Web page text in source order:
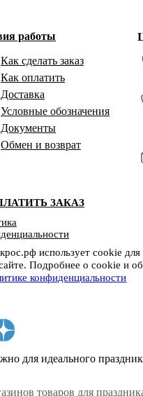
использует cookie
Подробнее о cookie и
конфиденциальности
работы
Как сделать заказ
Как оплатить
Доставка
Условные обозначения
Документы
Обмен и возврат
ЗАКАЗ
для идеального
товаров для